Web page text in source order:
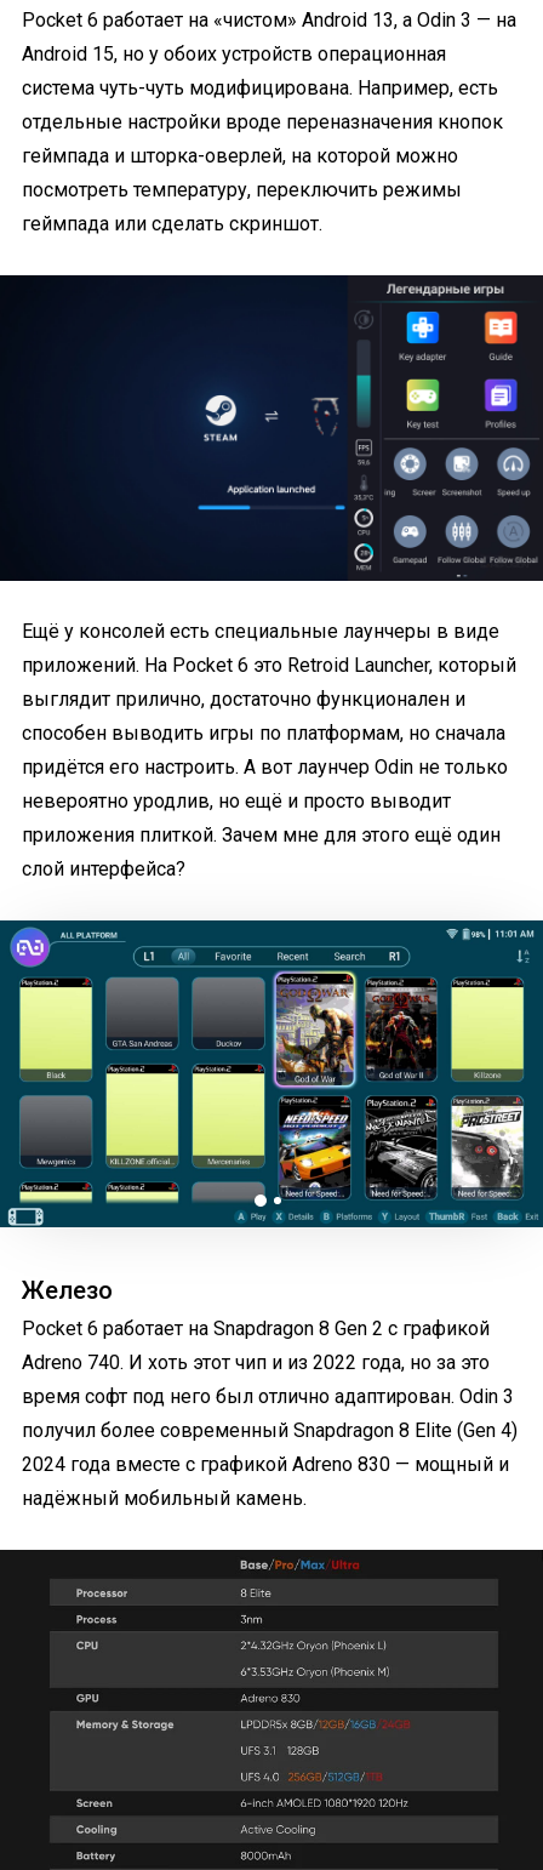
Pocket 6 работает на «чистом» Android 13, а Odin 3 — на
Android 15, но у обоих устройств операционная
система чуть-чуть модифицирована. Например, есть
отдельные настройки вроде переназначения кнопок
геймпада и шторка-оверлей, на которой можно
посмотреть температуру, переключить режимы
геймпада или сделать скриншот.
Ещё у консолей есть специальные лаунчеры в виде
приложений. На Pocket 6 это Retroid Launcher, который
выглядит прилично, достаточно функционален и
способен выводить игры по платформам, но сначала
придётся его настроить. А вот лаунчер Odin не только
невероятно уродлив, но ещё и просто выводит
приложения плиткой. Зачем мне для этого ещё один
слой интерфейса?
Железо
Pocket 6 работает на Snapdragon 8 Gen 2 с графикой
Adreno 740. И хоть этот чип и из 2022 года, но за это
время софт под него был отлично адаптирован. Odin 3
получил более современный Snapdragon 8 Elite (Gen 4)
2024 года вместе с графикой Adreno 830 — мощный и
надёжный мобильный камень.